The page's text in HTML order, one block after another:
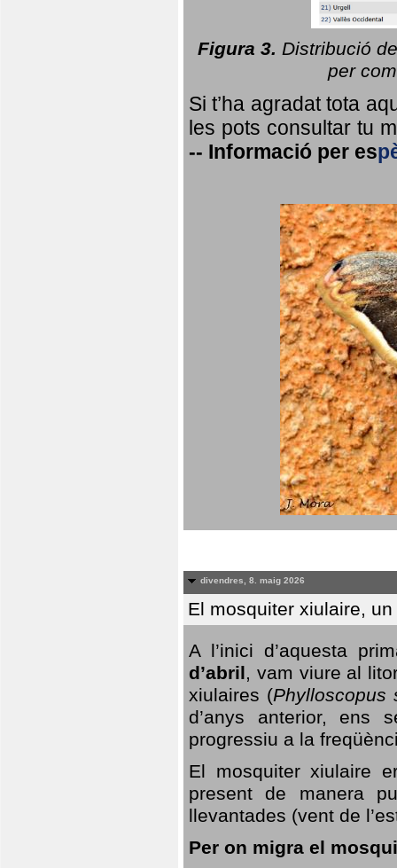
Figura 3. Distribució
per
Si t’ha agradat tota
les pots consultar tu
-- Informació per es
divendres, 8. maig 2026
El mosquiter xiulaire,
A l’inici d’aquesta
d’abril, vam viure al
xiulaires (Phylloscopus
d’anys anterior, ens
progressiu a la
El mosquiter xiulaire
present de manera
llevantades (vent de
Per on migra el